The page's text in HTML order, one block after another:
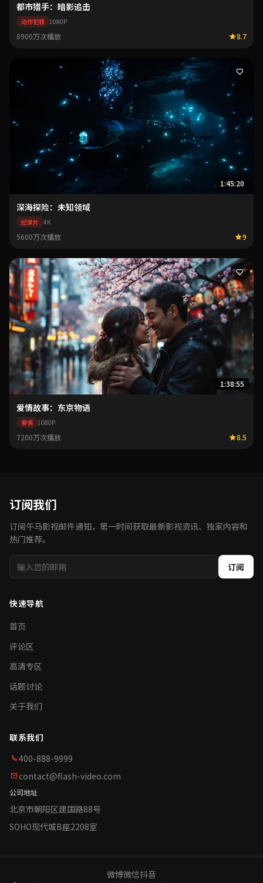
都市猎手：暗影追击
动作犯罪 1080P
8900万次播放 8.7
1:45:20
深海探险：未知领域
纪录片 4K
5600万次播放 9
1:38:55
爱情故事：东京物语
爱情 1080P
7200万次播放 8.5
订阅我们
订阅午马影视邮件通知，第一时间获取最新影视资讯、独家内容和
热门推荐。
订阅
快速导航
首页
评论区
高清专区
话题讨论
关于我们
联系我们
400-888-9999
contact@flash-video.com
公司地址
北京市朝阳区建国路88号
SOHO现代城B座2208室
微博微信抖音